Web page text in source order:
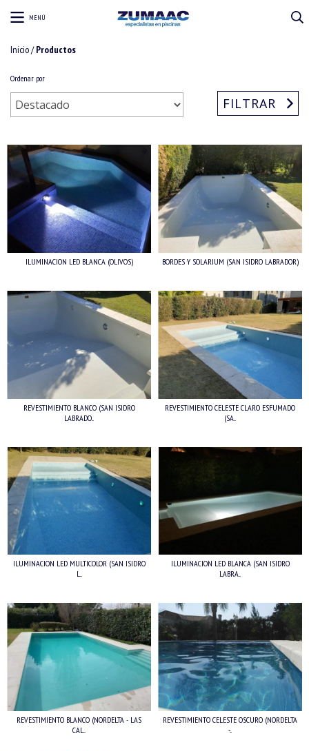
MENÚ
Inicio/ Productos
Ordenar por
FILTRAR
ILUMINACION LED BLANCA (OLIVOS) BORDES Y SOLARIUM (SAN ISIDRO LABRADOR)
REVESTIMIENTO BLANCO (SAN ISIDRO
LABRADO...
REVESTIMIENTO CELESTE CLARO ESFUMADO
(SA...
ILUMINACION LED MULTICOLOR (SAN ISIDRO
L...
ILUMINACION LED BLANCA (SAN ISIDRO
LABRA...
REVESTIMIENTO BLANCO (NORDELTA - LAS
CAL...
REVESTIMIENTO CELESTE OSCURO (NORDELTA
-...